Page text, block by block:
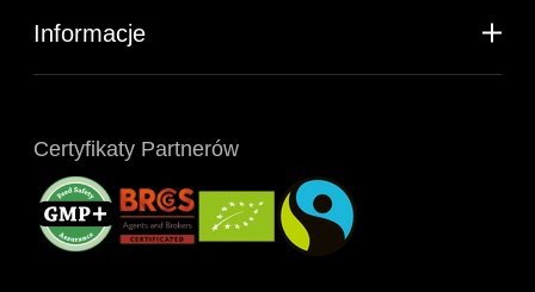
Informacje
Certyfikaty Partnerów